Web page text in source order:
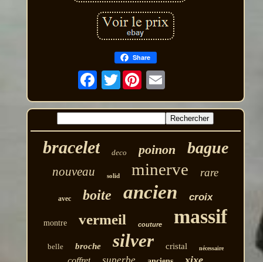
Share
Twitter
bracelet deco poinon bague
nouveau solid minerve rare
avec boite ancien croix
montre vermeil couture massif
belle broche silver cristal nécessaire